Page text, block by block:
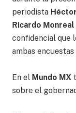
periodista
Ricardo Monreal
confidencial que
ambas
En el Mundo MX
sobre el